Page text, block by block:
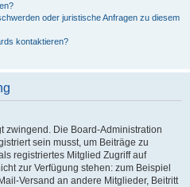
oder juristische Anfragen zu diesem
kontaktieren?
zwingend. Die Board-Administration
sein musst, um Beiträge zu
registriertes Mitglied Zugriff auf
zur Verfügung stehen: zum Beispiel
Versand an andere Mitglieder, Beitritt